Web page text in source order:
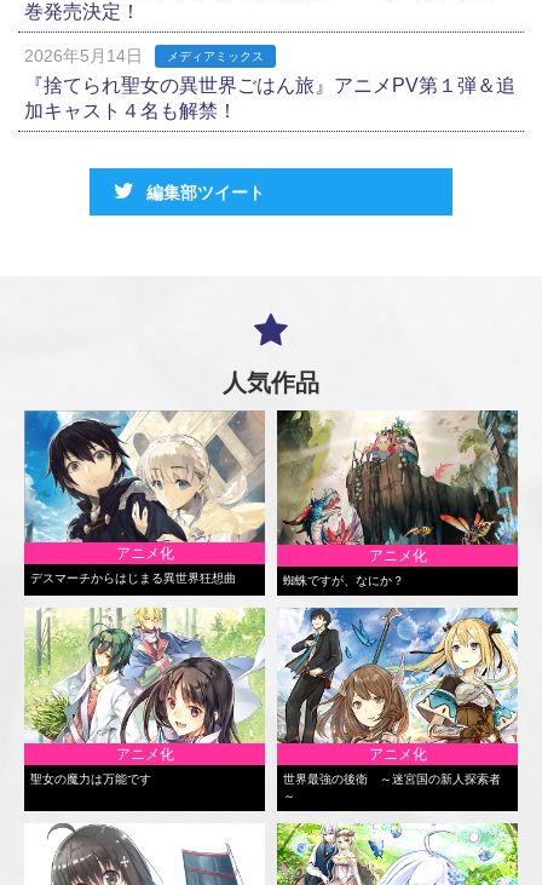
巻発売決定！
2026年5月14日 メディアミックス
『捨てられ聖女の異世界ごはん旅』アニメPV第１弾＆追
加キャスト４名も解禁！
編集部ツイート
人気作品
アニメ化
デスマーチからはじまる異世界狂想曲
アニメ化
蜘蛛ですが、なにか？
アニメ化
聖女の魔力は万能です
アニメ化
世界最強の後衛 ～迷宮国の新人探索者
～